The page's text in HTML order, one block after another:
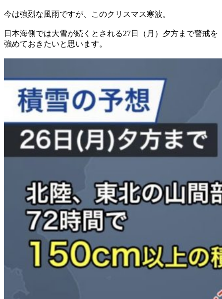
今は強烈な風雨ですが、このクリスマス寒波。
日本海側では大雪が続くとされる27日（月）夕方まで警戒を
強めておきたいと思います。